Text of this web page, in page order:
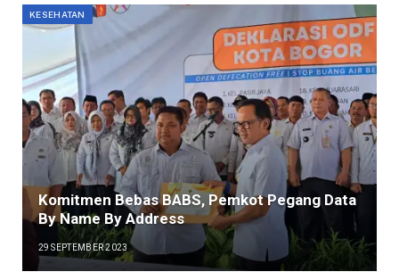
KESEHATAN
Komitmen Bebas BABS, Pemkot Pegang Data
By Name By Address
29 SEPTEMBER 2023